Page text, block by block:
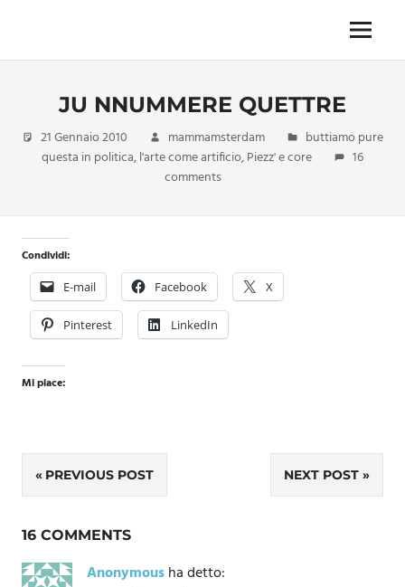
content
imprescindibile,
inevitabile
da
oggi
monodose
e
nuova
confezione
migliorata
Menu
JU NNUMMERE QUETTRE
21 Gennaio 2010 mammamsterdam
buttiamo pure
questa in politica,l'arte come artificio,Piezz' e core
16
comments
Condividi:
E-mail Facebook X
Pinterest LinkedIn
Mi piace:
Navigazione
articoli
PREVIOUS POST NEXT POST
16 COMMENTS
Anonymousha detto: